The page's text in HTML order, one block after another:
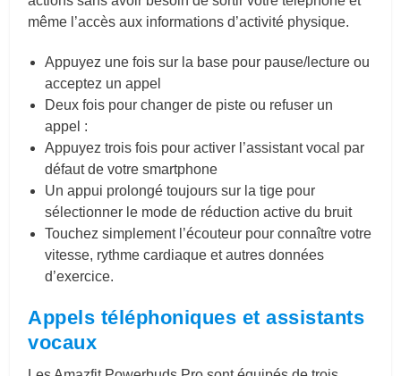
même l’accès aux informations d’activité physique.
Appuyez une fois sur la base pour pause/lecture ou
acceptez un appel
Deux fois pour changer de piste ou refuser un
appel :
Appuyez trois fois pour activer l’assistant vocal par
défaut de votre smartphone
Un appui prolongé toujours sur la tige pour
sélectionner le mode de réduction active du bruit
Touchez simplement l’écouteur pour connaître votre
vitesse, rythme cardiaque et autres données
d’exercice.
Appels téléphoniques et assistants
vocaux